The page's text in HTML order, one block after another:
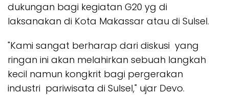
dukungan bagi kegiatan G20 yg di
laksanakan di Kota Makassar atau di Sulsel.
"Kami sangat berharap dari diskusi yang
ringan ini akan melahirkan sebuah langkah
kecil namun kongkrit bagi pergerakan
industri pariwisata di Sulsel," ujar Devo.